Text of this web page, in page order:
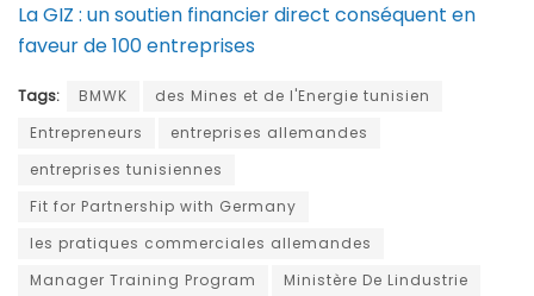
La GIZ : un soutien financier direct conséquent en
faveur de 100 entreprises
Tags: BMWK
des Mines et de l'Energie tunisien
Entrepreneurs
entreprises allemandes
entreprises tunisiennes
Fit for Partnership with Germany
les pratiques commerciales allemandes
Manager Training Program
Ministère De Lindustrie